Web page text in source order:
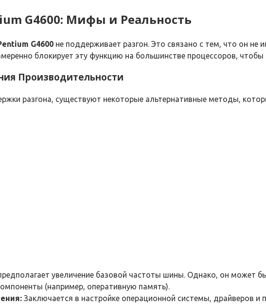
G4600: Мифы и Реальность
G4600 не поддерживает разгон. Это связано с тем, что он
блокирует эту функцию на большинстве процессоров,
Производительности
разгона, существуют некоторые альтернативные методы,
увеличение базовой частоты шины. Однако, он может
(например, оперативную память).
Заключается в настройке операционной системы, драйверов